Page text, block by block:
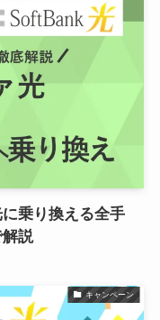
乗り換える全手
説
キャンペーン